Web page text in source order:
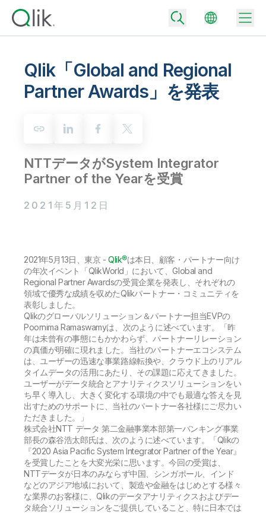
Back
カスタマーポータル
初期トレーニング
製品関連
採用情報
ニュースルーム
事業所 / 連絡先
Qlik
Talend
Back
データをビジネス成果へ
テクノロジーパートナーとの連携
Qlik のデータ統合とデータ分析の価値を最大化
データ統合
Back
データ統合とデータ品質の価格
トな意思決定を促進します。
の達成をサポートします。
コミュニティ
Qlik「Global and Regional
Partner Awards」を発表
NTTデータがSystem Integrator
Partner of the Yearを受賞
2021年5月12日
2021年5月13日、東京 -Qlik®は本日、顧客・パートナー向け
の年次イベント「QlikWorld」において、Global and
Regional Partner Awardsの受賞企業を発表し、それぞれの
領域で優秀な成績を収めたQlikパートナー・コミュニティを
表彰しました。
Qlikのグローバルソリューション＆パートナー担当EVPの
Poornima Ramaswamyは、次のように述べています。「昨
年は未曾有の事態にもかかわらず、パートナーリレーション
の真価が明確に現れました。当社のパートナーエコシステム
は、ユーザーの迅速な事業路線転換や、クラウド上のリアル
タイムデータの活用にあたり、その課題に応えてきました。
ユーザーがデータ統合とアナリティクスソリューションをい
ち早く導入し、大きく変化する環境の中でも最適な答えを見
出すためのサポートに、当社のパートナー各社様にご尽力い
ただきました。」
株式会社NTT データ 第二金融事業本部第一バンキング事業
部長の森谷浩太郎氏は、次のように述べています。「Qlikの
『2020 Asia Pacific System Integrator Partner of the Year』
を受賞したことを大変光栄に思います。今回の受賞は、
NTTデータが日本のみならず中国、シンガポール、インド
などのアジア地域において、製造や金融をはじめとする様々
な業界のお客様に、Qlikのデータアナリティクスおよびデー
タ統合ソリューションをご提供していること、特に日本では